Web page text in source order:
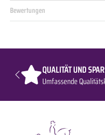
Bewertungen
QUALITÄT UND
Umfassende